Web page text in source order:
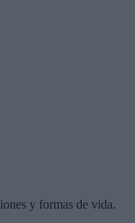
y formas de vida.